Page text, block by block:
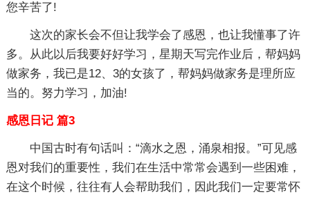
您辛苦了!
这次的家长会不但让我学会了感恩，也让我懂事了许
多。从此以后我要好好学习，星期天写完作业后，帮妈妈
做家务，我已是12、3的女孩了，帮妈妈做家务是理所应
当的。努力学习，加油!
感恩日记 篇3
中国古时有句话叫：“滴水之恩，涌泉相报。”可见感
恩对我们的重要性，我们在生活中常常会遇到一些困难，
在这个时候，往往有人会帮助我们，因此我们一定要常怀